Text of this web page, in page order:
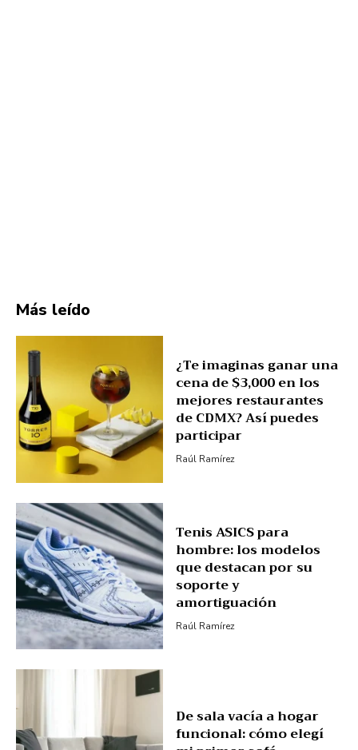
Más leído
¿Te imaginas ganar una
cena de $3,000 en los
mejores restaurantes
de CDMX? Así puedes
participar
Raúl Ramírez
Tenis ASICS para
hombre: los modelos
que destacan por su
soporte y
amortiguación
Raúl Ramírez
De sala vacía a hogar
funcional: cómo elegí